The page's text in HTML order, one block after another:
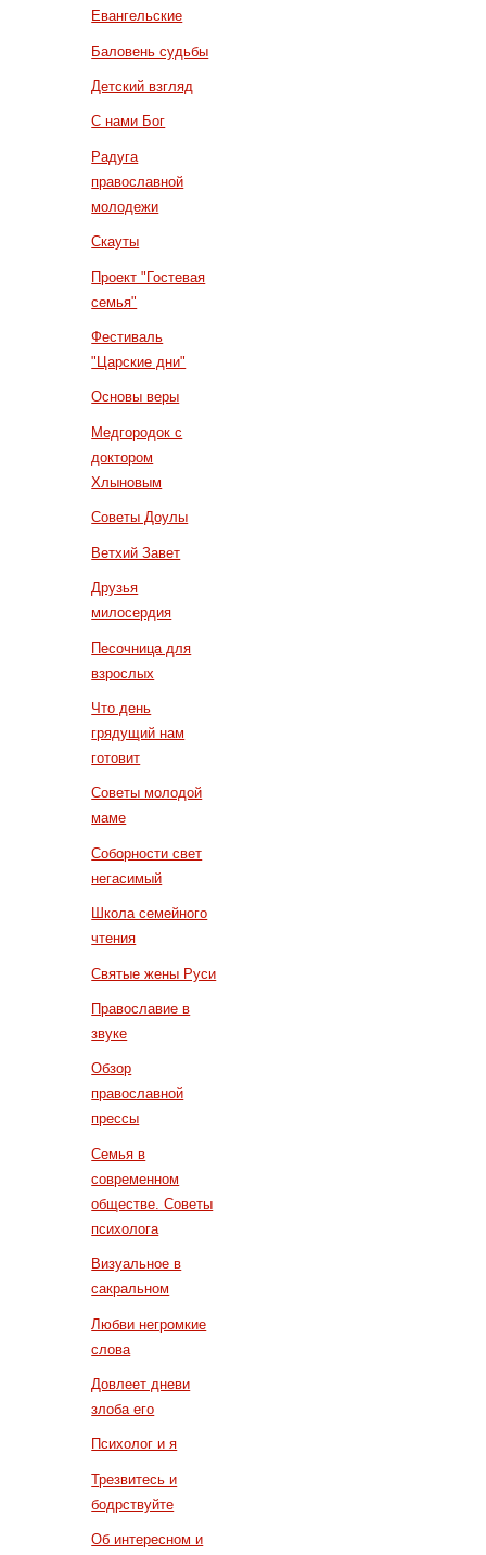
Евангельские
Баловень судьбы
Детский взгляд
С нами Бог
Радуга
православной
молодежи
Скауты
Проект "Гостевая
семья"
Фестиваль
"Царские дни"
Основы веры
Медгородок с
доктором
Хлыновым
Советы Доулы
Ветхий Завет
Друзья
милосердия
Песочница для
взрослых
Что день
грядущий нам
готовит
Советы молодой
маме
Соборности свет
негасимый
Школа семейного
чтения
Святые жены Руси
Православие в
звуке
Обзор
православной
прессы
Семья в
современном
обществе. Советы
психолога
Визуальное в
сакральном
Любви негромкие
слова
Довлеет дневи
злоба его
Психолог и я
Трезвитесь и
бодрствуйте
Об интересном и